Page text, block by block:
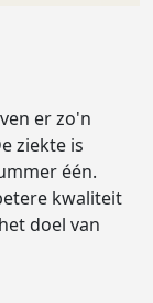
er zo'n
ziekte is
één.
kwaliteit
doel van